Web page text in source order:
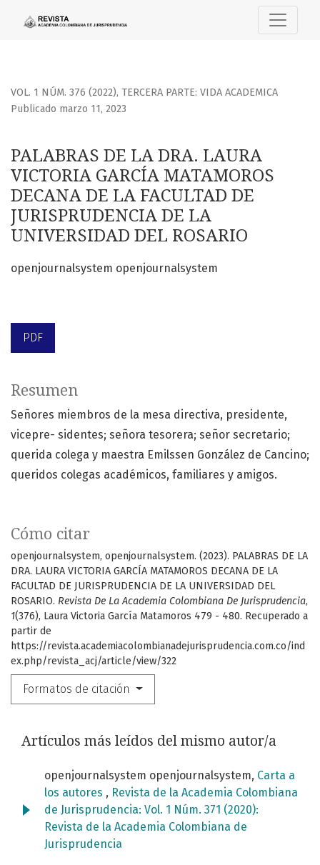
PALABRAS DE LA DRA. LAURA VICTORIA GARCÍA
VOL. 1 NÚM. 376 (2022), TERCERA PARTE: VIDA ACADEMICA
PALABRAS DE LA DRA. LAURA
VICTORIA GARCÍA MATAMOROS
DECANA DE LA FACULTAD DE
JURISPRUDENCIA DE LA
UNIVERSIDAD DEL ROSARIO
Publicado marzo 11, 2023
openjournalsystem openjournalsystem
PDF
Cómo citar
openjournalsystem, openjournalsystem. (2023). PALABRAS DE LA
DRA. LAURA VICTORIA GARCÍA MATAMOROS DECANA DE LA
FACULTAD DE JURISPRUDENCIA DE LA UNIVERSIDAD DEL
ROSARIO. Revista De La Academia Colombiana De Jurisprudencia,
1(376), Laura Victoria García Matamoros 479 - 480. Recuperado a
partir de
https://revista.academiacolombianadejurisprudencia.com.co/ind
ex.php/revista_acj/article/view/322
Formatos de citación
Resumen
Señores miembros de la mesa directiva, presidente,
vicepre- sidentes; señora tesorera; señor secretario;
querida colega y maestra Emilssen González de Cancino;
queridos colegas académicos, familiares y amigos.
Artículos más leídos del mismo autor/a
openjournalsystem openjournalsystem, Carta a
los autores , Revista de la Academia Colombiana
de Jurisprudencia: Vol. 1 Núm. 371 (2020):
Revista de la Academia Colombiana de
Jurisprudencia